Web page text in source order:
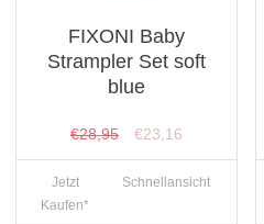
FIXONI Baby
Strampler Set soft
blue
€28,95
Ursprünglicher
Preis
war:
€23,16
Preis
ist:
Jetzt
Kaufen*
Schnellansicht